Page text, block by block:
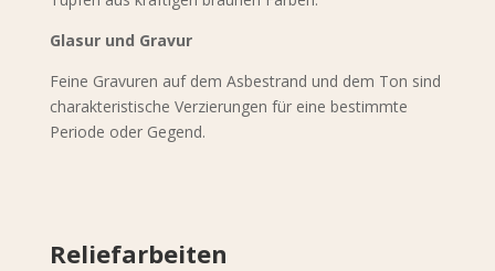
Glasur und Gravur
Feine Gravuren auf dem Asbestrand und dem Ton sind
charakteristische Verzierungen für eine bestimmte
Periode oder Gegend.
Reliefarbeiten